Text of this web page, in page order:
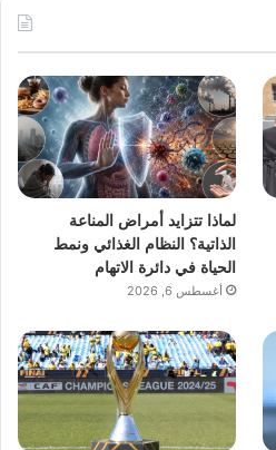
لماذا تتزايد أمراض المناعة
الذاتية؟ النظام الغذائي ونمط
الحياة في دائرة الاتهام
أغسطس 6, 2026